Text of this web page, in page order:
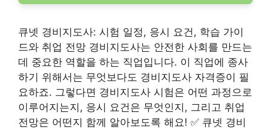
큐넷 경비지도사: 시험 일정, 응시 요건, 학습 가이
드와 취업 전망 경비지도사는 안전한 사회를 만드는
데 중요한 역할을 하는 직업입니다. 이 직업에 종사
하기 위해서는 무엇보다도 경비지도사 자격증이 필
요하죠. 그렇다면 경비지도사 시험은 어떤 과정으로
이루어지는지, 응시 요건은 무엇인지, 그리고 취업
전망은 어떤지 함께 알아보도록 해요! ✅ 큐넷 경비